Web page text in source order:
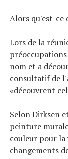
Alors qu'est-ce
Lors de la
nom et a
consultatif de
«découvrent
Selon Dirksen
peinture
couleur pour la
changements